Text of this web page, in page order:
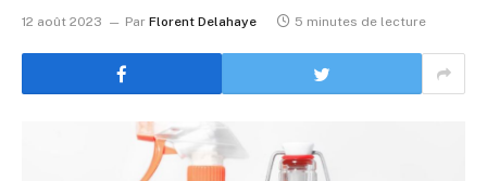
12 août 2023 Par Florent Delahaye 5 minutes de lecture